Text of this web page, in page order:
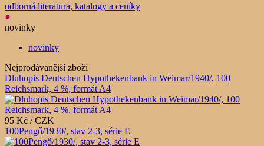
odborná literatura, katalogy a ceníky
novinky
novinky
Nejprodávanější zboží
Dluhopis Deutschen Hypothekenbank in Weimar/1940/, 100
Reichsmark, 4 %, formát A4
95 Kč / CZK
100Pengő/1930/, stav 2-3, série E